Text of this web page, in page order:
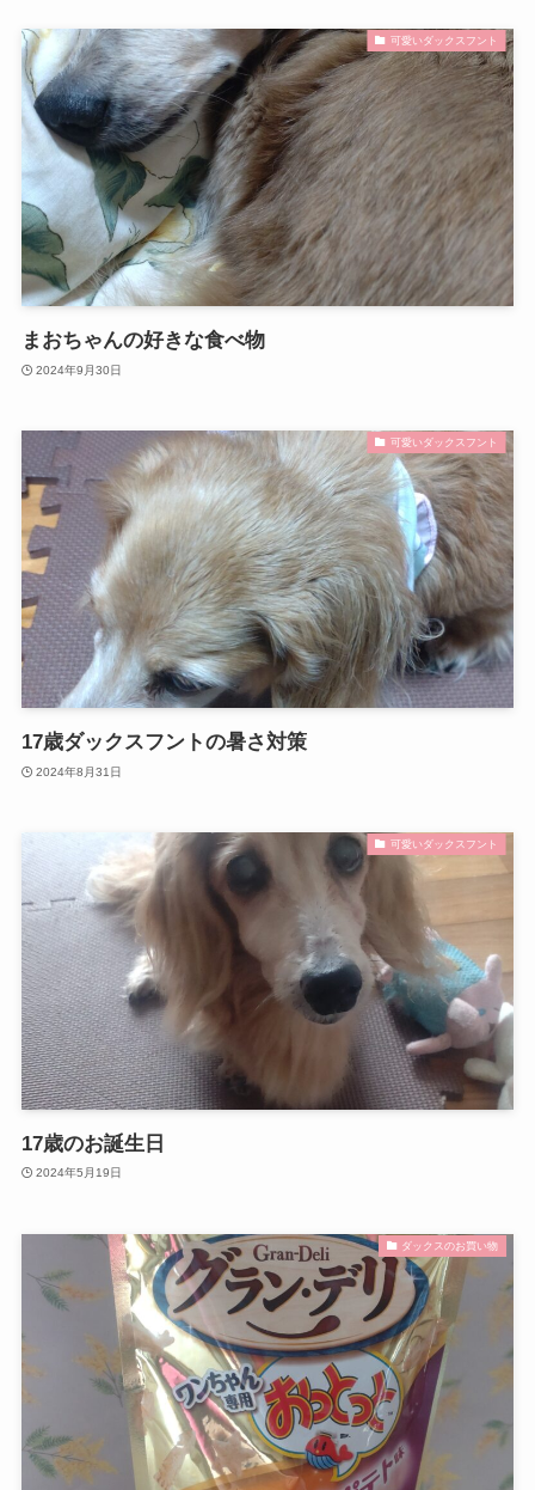
可愛いダックスフント
まおちゃんの好きな食べ物
2024年9月30日
可愛いダックスフント
17歳ダックスフントの暑さ対策
2024年8月31日
可愛いダックスフント
17歳のお誕生日
2024年5月19日
ダックスのお買い物